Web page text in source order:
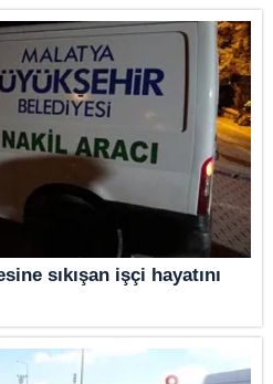
sıkışan işçi hayatını